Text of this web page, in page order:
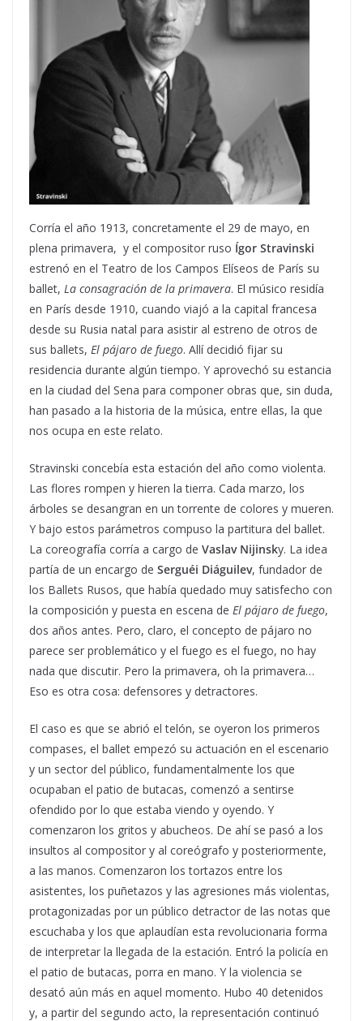
Corría el año 1913, concretamente el 29 de mayo, en
plena primavera, y el compositor ruso Ígor Stravinski
estrenó en el Teatro de los Campos Elíseos de París su
ballet, La consagración de la primavera. El músico residía
en París desde 1910, cuando viajó a la capital francesa
desde su Rusia natal para asistir al estreno de otros de
sus ballets, El pájaro de fuego. Allí decidió fijar su
residencia durante algún tiempo. Y aprovechó su estancia
en la ciudad del Sena para componer obras que, sin duda,
han pasado a la historia de la música, entre ellas, la que
nos ocupa en este relato.
Stravinski concebía esta estación del año como violenta.
Las flores rompen y hieren la tierra. Cada marzo, los
árboles se desangran en un torrente de colores y mueren.
Y bajo estos parámetros compuso la partitura del ballet.
La coreografía corría a cargo de Vaslav Nijinsky. La idea
partía de un encargo de Serguéi Diáguilev, fundador de
los Ballets Rusos, que había quedado muy satisfecho con
la composición y puesta en escena de El pájaro de fuego,
dos años antes. Pero, claro, el concepto de pájaro no
parece ser problemático y el fuego es el fuego, no hay
nada que discutir. Pero la primavera, oh la primavera…
Eso es otra cosa: defensores y detractores.
El caso es que se abrió el telón, se oyeron los primeros
compases, el ballet empezó su actuación en el escenario
y un sector del público, fundamentalmente los que
ocupaban el patio de butacas, comenzó a sentirse
ofendido por lo que estaba viendo y oyendo. Y
comenzaron los gritos y abucheos. De ahí se pasó a los
insultos al compositor y al coreógrafo y posteriormente,
a las manos. Comenzaron los tortazos entre los
asistentes, los puñetazos y las agresiones más violentas,
protagonizadas por un público detractor de las notas que
escuchaba y los que aplaudían esta revolucionaria forma
de interpretar la llegada de la estación. Entró la policía en
el patio de butacas, porra en mano. Y la violencia se
desató aún más en aquel momento. Hubo 40 detenidos
y, a partir del segundo acto, la representación continuó